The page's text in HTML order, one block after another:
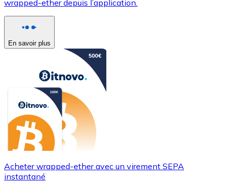
wrapped-ether depuis l’application.
En savoir plus
Acheter wrapped-ether avec un virement SEPA
instantané